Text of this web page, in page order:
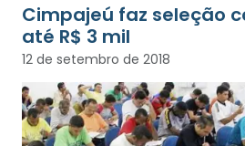
Cimpajeú faz seleção
até R$ 3 mil
12 de setembro de 2018